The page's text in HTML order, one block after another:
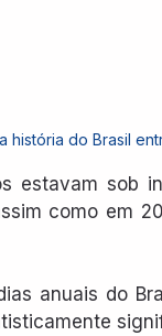
história do Brasil
estavam sob
como em
anuais do